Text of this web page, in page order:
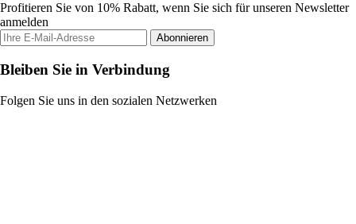
Profitieren Sie von 10% Rabatt, wenn Sie sich für unseren Newsletter
anmelden
Abonnieren
Bleiben Sie in Verbindung
Folgen Sie uns in den sozialen Netzwerken